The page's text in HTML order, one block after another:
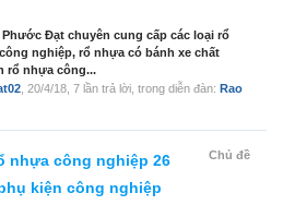
Phước Đạt chuyên cung cấp các loại rổ
nghiệp, rổ nhựa có bánh xe chất
rổ nhựa công...
20/4/18 , 7 lần trả lời, trong diễn đàn: Rao
Chủ đề
nhựa công nghiệp 26
kiện công nghiệp